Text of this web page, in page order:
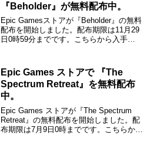
『Beholder』が無料配布中。
Epic Gamesストアが『Beholder』の無料
配布を開始しました。配布期限は11月29
日0時59分までです。こちらから入手
視・密告するシミュレー...
Epic Games ストアで 『The
Spectrum Retreat』を無料配布
中。
Epic Games ストアが『The Spectrum
Retreat』の無料配布を開始しました。配
布期限は7月9日0時までです。こちらから